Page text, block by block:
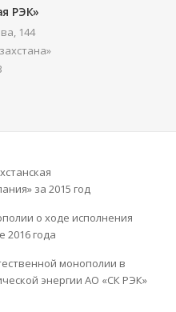
РЭК»
144
за 2015 год
о ходе исполнения
2016 года
монополии в
энергии АО «СК РЭК»